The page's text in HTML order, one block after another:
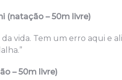
(natação – 50m livre)
da vida. Tem um erro aqui e
– 50m livre)